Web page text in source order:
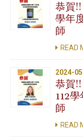
恭賀
學年
師
READ
2024-
恭賀
112
師
READ